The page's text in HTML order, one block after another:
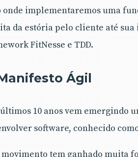
onde implementaremos uma
da estória pelo cliente até
FitNesse e TDD.
Ágil
10 anos vem emergindo
software, conhecido
movimento tem ganhado muita